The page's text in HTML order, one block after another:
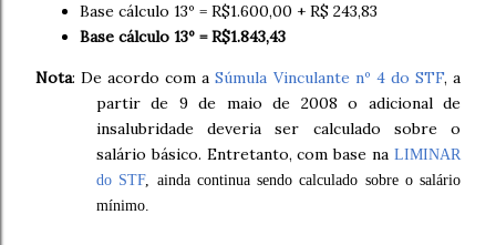
Base cálculo 13º = R$1.600,00 + R$ 243,83
Base cálculo 13º = R$1.843,43
Nota: De acordo com aSúmula Vinculante nº 4 do STF, a
partir de 9 de maio de 2008 o adicional de
insalubridade deveria ser calculado sobre o
salário básico. Entretanto, com base na LIMINAR
do STF, ainda continua sendo calculado sobre o salário
mínimo.